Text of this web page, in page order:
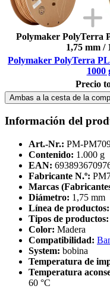
Polymaker PolyTerra
1,75 mm /
Polymaker PolyTerra
1000
Precio
Ambas a la cesta de la
Información del
Art.-Nr.: PM-
Contenido: 1.000 g
EAN:
Fabricante N.º:
Marcas
Diámetro: 1,75 mm
Línea de productos:
Tipos de productos:
Color: Madera
Compatibilidad:
System: bobina
Temperatura de
Temperatura
60 °C